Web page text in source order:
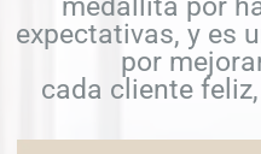
medallita por
expectativas, y es
por
cada cliente